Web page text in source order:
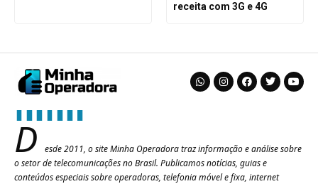
receita com 3G e 4G
D
esde 2011, o site Minha Operadora traz informação e análise sobre
o setor de telecomunicações no Brasil. Publicamos notícias, guias e
conteúdos especiais sobre operadoras, telefonia móvel e fixa, internet